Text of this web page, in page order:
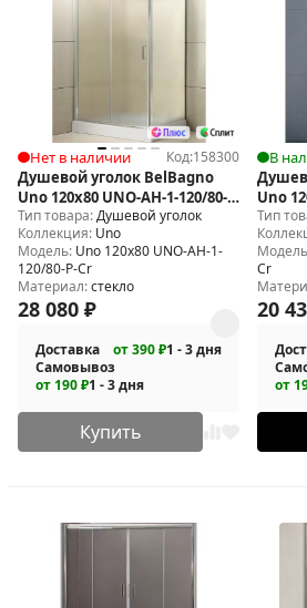
Нет в наличии Код:158300
Душевой уголок BelBagno
Uno 120x80 UNO-AH-1-120/80-
P-Cr
Тип товара:Душевой уголок
Коллекция: Uno
Модель: Uno 120x80 UNO-AH-1-
120/80-P-Cr
Материал:стекло
28 080 ₽
Доставка от 390 ₽1 - 3 дня
Самовывоз
от 190 ₽1 - 3 дня
Купить
В
Uno
Тип
Cr
20
от